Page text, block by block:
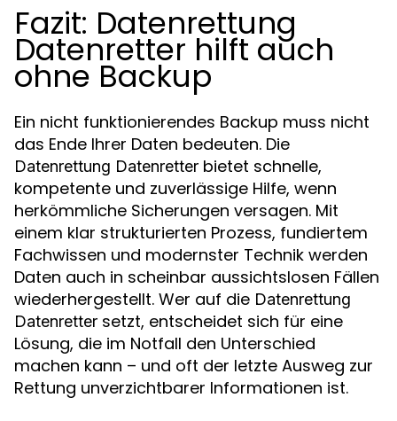
Fazit: Datenrettung
Datenretter hilft auch
ohne Backup
Ein nicht funktionierendes Backup muss nicht
das Ende Ihrer Daten bedeuten. Die
Datenrettung Datenretter bietet schnelle,
kompetente und zuverlässige Hilfe, wenn
herkömmliche Sicherungen versagen. Mit
einem klar strukturierten Prozess, fundiertem
Fachwissen und modernster Technik werden
Daten auch in scheinbar aussichtslosen Fällen
wiederhergestellt. Wer auf die Datenrettung
Datenretter setzt, entscheidet sich für eine
Lösung, die im Notfall den Unterschied
machen kann – und oft der letzte Ausweg zur
Rettung unverzichtbarer Informationen ist.